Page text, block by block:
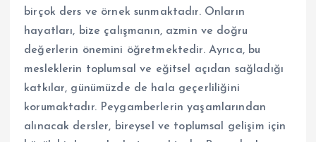
birçok ders ve örnek sunmaktadır. Onların
hayatları, bize çalışmanın, azmin ve doğru
değerlerin önemini öğretmektedir. Ayrıca, bu
mesleklerin toplumsal ve eğitsel açıdan sağladığı
katkılar, günümüzde de hala geçerliliğini
korumaktadır. Peygamberlerin yaşamlarından
alınacak dersler, bireysel ve toplumsal gelişim için